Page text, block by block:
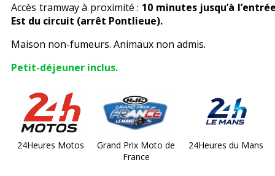
Accès tramway à proximité : 10 minutes jusqu’à
Est du circuit (arrêt Pontlieue).
Maison non-fumeurs. Animaux non admis.
Petit-déjeuner inclus.
24Heures Motos
Grand Prix Moto de
France
24Heures du Mans